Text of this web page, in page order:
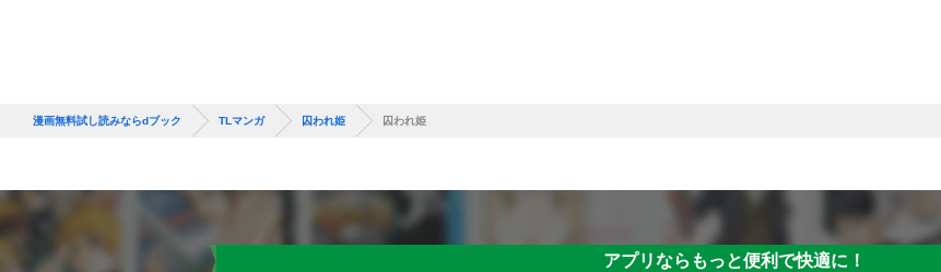
漫画無料試し読みならdブック TLマンガ 囚われ姫 囚われ姫
アプリならもっと便利で快適に！